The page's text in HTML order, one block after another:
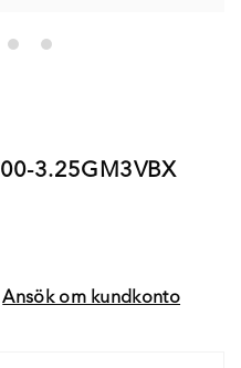
3.25GM3VBX
Ansök om kundkonto